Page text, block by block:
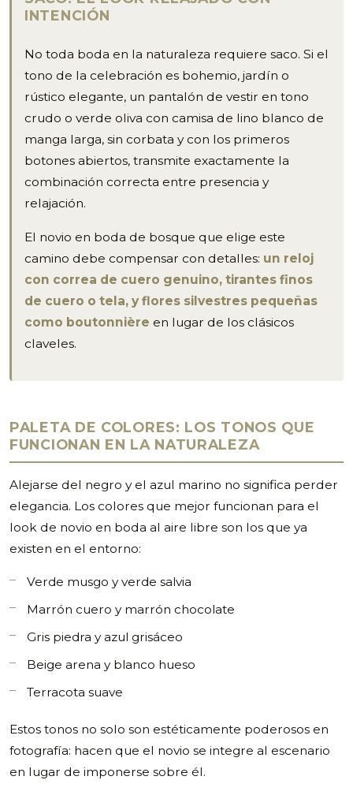
INTENCIÓN
No toda boda en la naturaleza requiere saco. Si el
tono de la celebración es bohemio, jardín o
rústico elegante, un pantalón de vestir en tono
crudo o verde oliva con camisa de lino blanco de
manga larga, sin corbata y con los primeros
botones abiertos, transmite exactamente la
combinación correcta entre presencia y
relajación.
El novio en boda de bosque que elige este
camino debe compensar con detalles: un reloj
con correa de cuero genuino, tirantes finos
de cuero o tela, y flores silvestres pequeñas
como boutonnière en lugar de los clásicos
claveles.
PALETA DE COLORES: LOS TONOS QUE
FUNCIONAN EN LA NATURALEZA
Alejarse del negro y el azul marino no significa perder
elegancia. Los colores que mejor funcionan para el
look de novio en boda al aire libre son los que ya
existen en el entorno:
Verde musgo y verde salvia
Marrón cuero y marrón chocolate
Gris piedra y azul grisáceo
Beige arena y blanco hueso
Terracota suave
Estos tonos no solo son estéticamente poderosos en
fotografía: hacen que el novio se integre al escenario
en lugar de imponerse sobre él.